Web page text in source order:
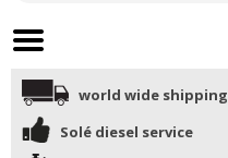
world wide shipping
Solé diesel service